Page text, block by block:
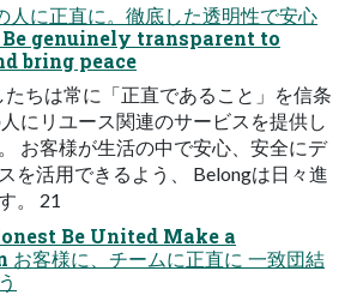
に正直に。徹底した透明性で安心
Be genuinely transparent to
bring peace
たちは常に「正直であること」を信条
にリユース関連のサービスを提供し
お客様が生活の中で安心、安全にデ
を活用できるよう、 Belongは日々進
。 21
Be United Make a
客様に、チームに正直に 一致団結